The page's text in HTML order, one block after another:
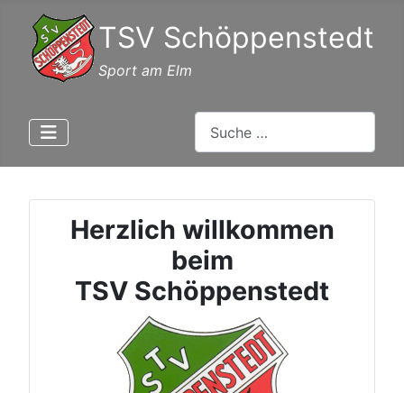
TSV Schöppenstedt
Sport am Elm
Herzlich willkommen
beim
TSV Schöppenstedt